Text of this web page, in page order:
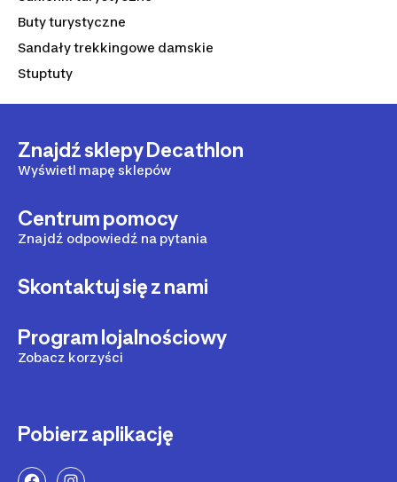
Buty turystyczne
Sandały trekkingowe damskie
Stuptuty
Znajdź sklepy Decathlon
Wyświetl mapę sklepów
Centrum pomocy
Znajdź odpowiedź na pytania
Skontaktuj się z nami
Program lojalnościowy
Zobacz korzyści
Pobierz aplikację